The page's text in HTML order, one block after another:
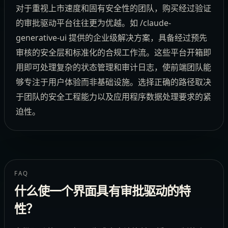
对于重视上市速度和固有安全性的团队，购买经过验证
的审批驱动平台往往更为优越。如 /claude-
generative-ui 提供的企业级解决方案，具备经过预先
审核的安全层和标准化的合规工作流。这些平台开箱即
用即可处理复杂的状态管理和审计日志，使前端团队能
够专注于用户体验而非基础设施。选择正确的路径取决
于团队的安全工程能力以及应用程序数据处理要求的紧
迫性。
FAQ
什么使一个界面具有审批驱动的特
性？